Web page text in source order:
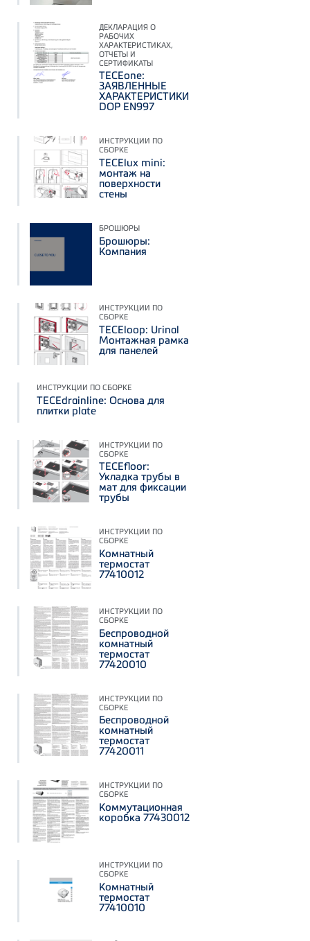
ДЕКЛАРАЦИЯ О
РАБОЧИХ
ХАРАКТЕРИСТИКАХ,
ОТЧЕТЫ И
СЕРТИФИКАТЫ
TECEone:
ЗАЯВЛЕННЫЕ
ХАРАКТЕРИСТИКИ
DOP EN997
ИНСТРУКЦИИ ПО
СБОРКЕ
TECElux mini:
монтаж на
поверхности
стены
БРОШЮРЫ
Брошюры:
Компания
ИНСТРУКЦИИ ПО
СБОРКЕ
TECEloop: Urinal
Монтажная рамка
для панелей
ИНСТРУКЦИИ ПО СБОРКЕ
TECEdrainline: Основа для
плитки plate
ИНСТРУКЦИИ ПО
СБОРКЕ
TECEfloor:
Укладка трубы в
мат для фиксации
трубы
ИНСТРУКЦИИ ПО
СБОРКЕ
Комнатный
термостат
77410012
ИНСТРУКЦИИ ПО
СБОРКЕ
Беспроводной
комнатный
термостат
77420010
ИНСТРУКЦИИ ПО
СБОРКЕ
Беспроводной
комнатный
термостат
77420011
ИНСТРУКЦИИ ПО
СБОРКЕ
Коммутационная
коробка 77430012
ИНСТРУКЦИИ ПО
СБОРКЕ
Комнатный
термостат
77410010